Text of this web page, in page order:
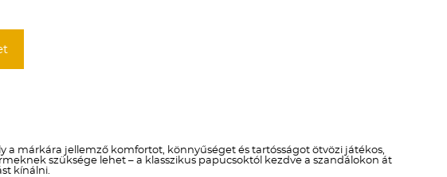
márkára jellemző komfortot, könnyűséget és tartósságot ötvözi játékos,
szüksége lehet – a klasszikus papucsoktól kezdve a szandálokon át
kínálni.